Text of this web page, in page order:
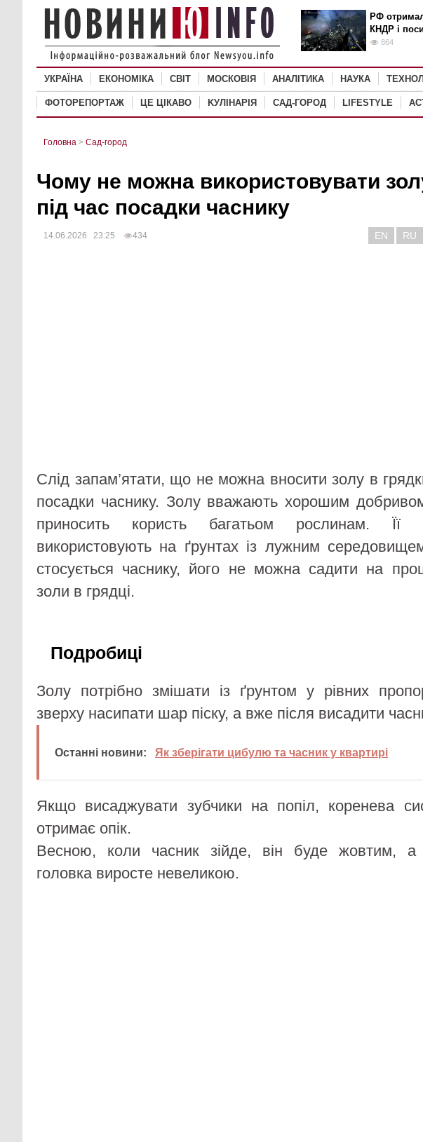
РФ
КНДР і
864
УКРАЇНА ЕКОНОМІКА СВІТ MОСКОВІЯ АНАЛІТИКА НАУКА
ФОТОРЕПОРТАЖ ЦЕ ЦІКАВО KУЛІНАРІЯ САД-ГОРОД LIFESTYLE
Головна > Сад-город
Чому не можна використовувати
під час посадки часнику
14.06.2026 23:25 434 EN RU
Слід запам’ятати, що не можна вносити золу в
посадки часнику. Золу вважають хорошим
приносить користь багатьом рослинам. Її
використовують на ґрунтах із лужним
стосується часнику, його не можна садити на
золи в грядці.
Подробиці
Золу потрібно змішати із ґрунтом у рівних
зверху насипати шар піску, а вже після висадити
Останні новини: Як зберігати цибулю та часник у квартирі
Якщо висаджувати зубчики на попіл, коренева
отримає опік.
Весною, коли часник зійде, він буде жовтим, а
головка виросте невеликою.